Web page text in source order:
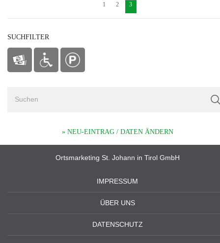
1 2 3
SUCHFILTER
» NEU-EINTRAG / DATEN ÄNDERN
Ortsmarketing St. Johann in Tirol GmbH
IMPRESSUM
ÜBER UNS
DATENSCHUTZ